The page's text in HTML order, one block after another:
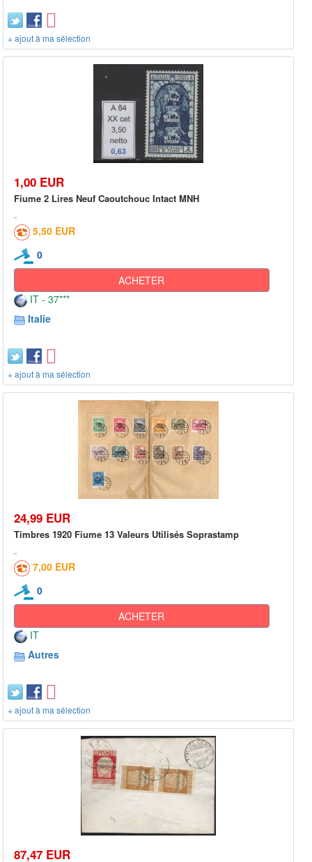
+ ajout à ma sélection
1,00 EUR
Fiume 2 Lires Neuf Caoutchouc Intact MNH
5,50 EUR
0
ACHETER
IT - 37***
Italie
+ ajout à ma sélection
24,99 EUR
Timbres 1920 Fiume 13 Valeurs Utilisés Soprastamp
7,00 EUR
0
ACHETER
IT
Autres
+ ajout à ma sélection
87,47 EUR